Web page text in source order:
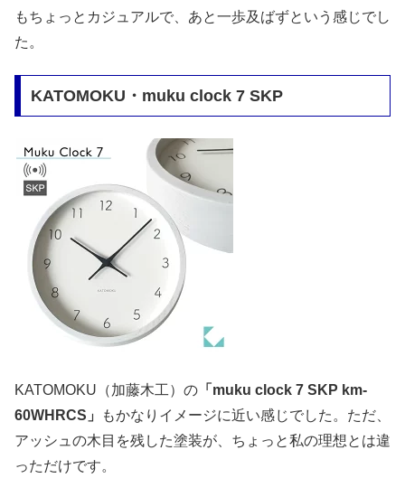
もちょっとカジュアルで、あと一歩及ばずという感じでし
た。
KATOMOKU・muku clock 7 SKP
KATOMOKU（加藤木工）の 「muku clock 7 SKP km-
60WHRCS」
もかなりイメージに近い感じでした。ただ、
アッシュの木目を残した塗装が、ちょっと私の理想とは違
っただけです。